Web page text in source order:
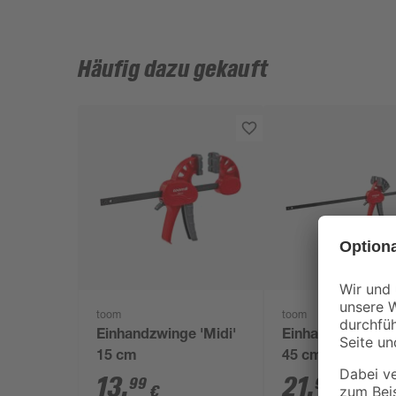
Häufig dazu gekauft
toom
Einhandzwinge 'Midi'
15 cm
13,99 €
toom
Einhandzwinge
45 cm
21,99 €